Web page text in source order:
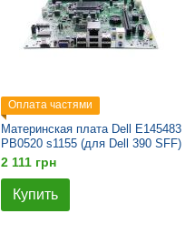
Оплата частями
Материнская плата Dell E145483
PB0520 s1155 (для Dell 390 SFF)
2 111 грн
Купить